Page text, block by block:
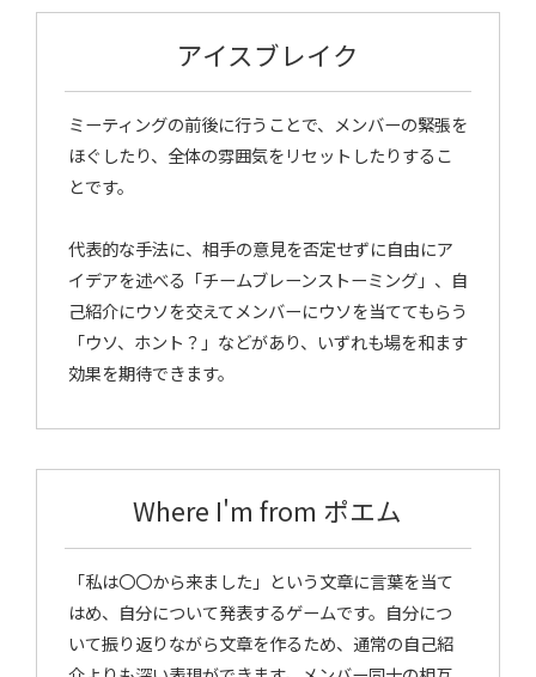
アイスブレイク
ミーティングの前後に行うことで、メンバーの緊張を
ほぐしたり、全体の雰囲気をリセットしたりするこ
とです。
代表的な手法に、相手の意見を否定せずに自由にア
イデアを述べる「チームブレーンストーミング」、自
己紹介にウソを交えてメンバーにウソを当ててもらう
「ウソ、ホント？」などがあり、いずれも場を和ます
効果を期待できます。
Where I'm from ポエム
「私は〇〇から来ました」という文章に言葉を当て
はめ、自分について発表するゲームです。自分につ
いて振り返りながら文章を作るため、通常の自己紹